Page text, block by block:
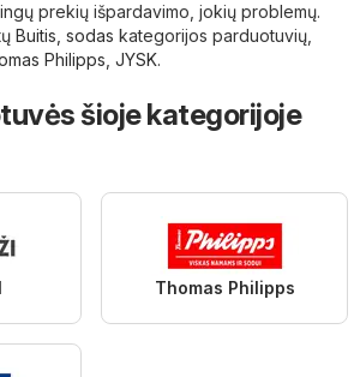
prekių išpardavimo, jokių problemų.
Buitis, sodas kategorijos parduotuvių,
Philipps JYSK.
šioje kategorijoje
Thomas Philipps